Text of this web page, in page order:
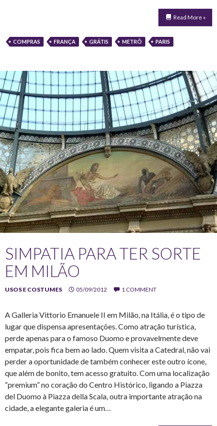
Read More »
COMPRAS FRANÇA GRÁTIS METRÔ PARIS
SIMPATIA PARA TER SORTE
EM MILÃO
USOS E COSTUMES 05/09/2012 1 COMMENT
A Galleria Vittorio Emanuele II em Milão, na Itália, é o tipo de
lugar que dispensa apresentações. Como atração turística,
perde apenas para o famoso Duomo e provavelmente deve
empatar, pois fica bem ao lado. Quem visita a Catedral, não vai
perder a oportunidade de também conhecer este outro ícone,
que além de bonito, tem acesso gratuito. Com uma localização
“premium” no coração do Centro Histórico, ligando a Piazza
del Duomo à Piazza della Scala, outra importante atração na
cidade, a elegante galeria é um…